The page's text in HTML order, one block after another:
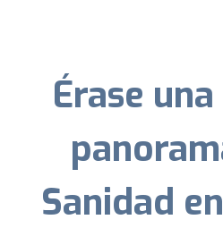
Érase
Sanidad